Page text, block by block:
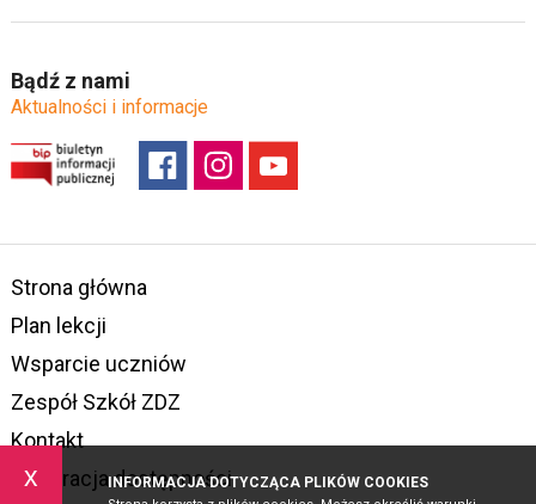
x INFORMACJA DOTYCZĄCA PLIKÓW COOKIES
Bądź z nami
Aktualności i informacje
Strona główna
Plan lekcji
Wsparcie uczniów
Zespół Szkół ZDZ
Kontakt
Deklaracja dostępności